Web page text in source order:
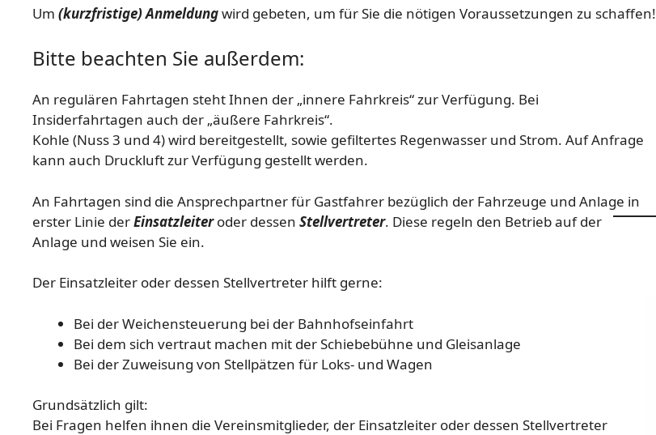
Um (kurzfristige) Anmeldungwird gebeten, um für Sie die nötigen Voraussetzungen zu schaffen!
Bitte beachten Sie außerdem:
An regulären Fahrtagen steht Ihnen der „innere Fahrkreis“ zur Verfügung. Bei
Insiderfahrtagen auch der „äußere Fahrkreis“.
Kohle (Nuss 3 und 4) wird bereitgestellt, sowie gefiltertes Regenwasser und Strom. Auf Anfrage
kann auch Druckluft zur Verfügung gestellt werden.
An Fahrtagen sind die Ansprechpartner für Gastfahrer bezüglich der Fahrzeuge und Anlage in
erster Linie derEinsatzleiteroder dessen Stellvertreter. Diese regeln den Betrieb auf der
Anlage und weisen Sie ein.
Der Einsatzleiter oder dessen Stellvertreter hilft gerne:
Bei der Weichensteuerung bei der Bahnhofseinfahrt
Bei dem sich vertraut machen mit der Schiebebühne und Gleisanlage
Bei der Zuweisung von Stellpätzen für Loks- und Wagen
Grundsätzlich gilt:
Bei Fragen helfen ihnen die Vereinsmitglieder, der Einsatzleiter oder dessen Stellvertreter